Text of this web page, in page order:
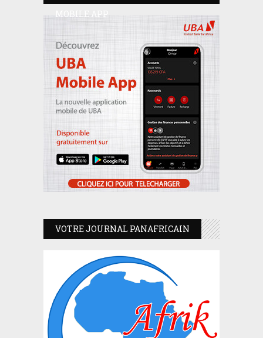
MOBILE APP
VOTRE JOURNAL PANAFRICAIN